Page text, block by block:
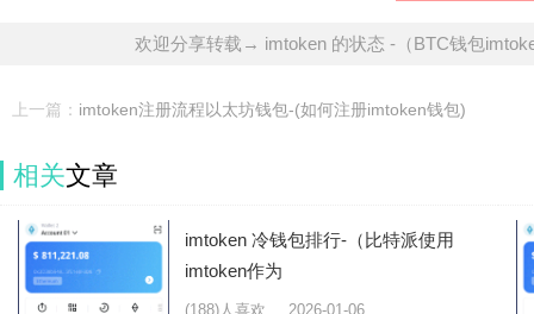
欢迎分享转载→ imtoken 的状态 -（BTC钱包
上一篇： imtoken注册流程以太坊钱包-(如何注册imtoken钱包)
相关文章
imtoken 冷钱包排行-（比特派使用
imtoken作为
(188)人喜欢 2026-01-06